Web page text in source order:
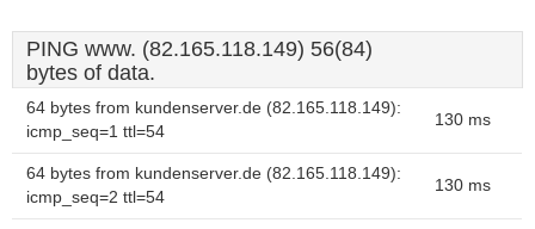
PING www. (82.165.118.149) 56(84)
bytes of data.
64 bytes from kundenserver.de (82.165.118.149):
icmp_seq=1 ttl=54
130 ms
64 bytes from kundenserver.de (82.165.118.149):
icmp_seq=2 ttl=54
130 ms